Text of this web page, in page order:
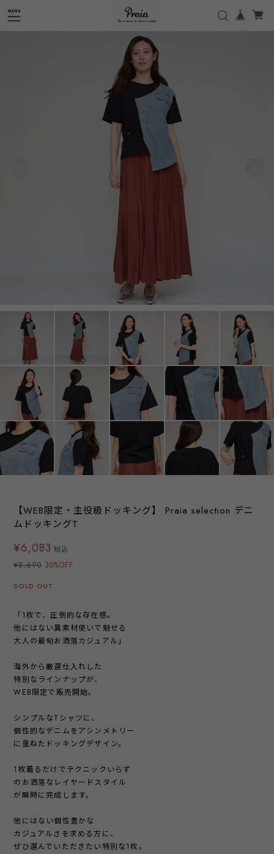
【WEB限定・主役級ドッキング】 Praia selection デニ
ムドッキングT
¥6,083 税込
¥8,690 30%OFF
SOLD OUT
「1枚で、圧倒的な存在感。
他にはない異素材使いで魅せる
大人の最旬お洒落カジュアル」
海外から厳選仕入れした
特別なラインナップが、
WEB限定で販売開始。
シンプルなTシャツに、
個性的なデニムをアシンメトリー
に重ねたドッキングデザイン。
1枚着るだけでテクニックいらず
のお洒落なレイヤードスタイル
が瞬時に完成します。
他にはない個性豊かな
カジュアルさを求める方に、
ぜひ選んでいただきたい特別な1枚。